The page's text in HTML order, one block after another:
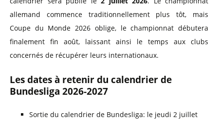
allemand commence traditionnellement plus tôt, mais
Coupe du Monde 2026 oblige, le championnat débutera
finalement fin août, laissant ainsi le temps aux clubs
concernés de récupérer leurs internationaux.
Les dates à retenir du calendrier de
Bundesliga 2026-2027
Sortie du calendrier de Bundesliga: le jeudi 2 juillet